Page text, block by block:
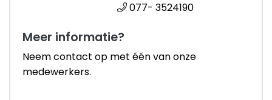
077- 3524190
Meer informatie?
Neem contact op met één van onze
medewerkers.